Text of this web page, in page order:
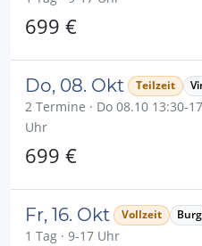
699 €
Do, 08. Okt Teilzeit
2 Termine · Do 08.10 13:30-
Uhr
699 €
Fr, 16. Okt Vollzeit
1 Tag · 9-17 Uhr